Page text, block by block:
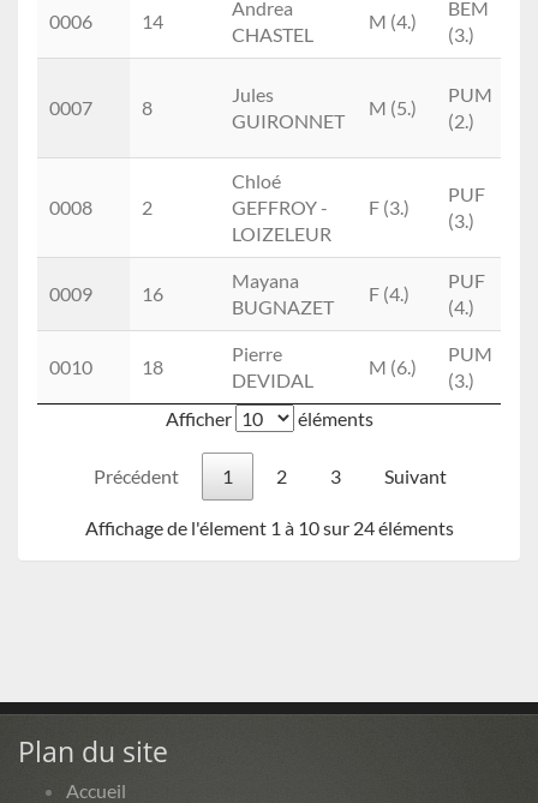
0006 14
Andrea
CHASTEL
M (4.)
BEM
(3.)
0007 8
Jules
GUIRONNET
M (5.)
PUM
(2.)
0008 2
Chloé
GEFFROY -
LOIZELEUR
F (3.)
PUF
(3.)
0009 16
Mayana
BUGNAZET
F (4.)
PUF
(4.)
0010 18
Pierre
DEVIDAL
M (6.)
PUM
(3.)
Afficher
éléments
Précédent 1 2 3 Suivant
Affichage de l'élement 1 à 10 sur 24 éléments
Plan du site
Accueil